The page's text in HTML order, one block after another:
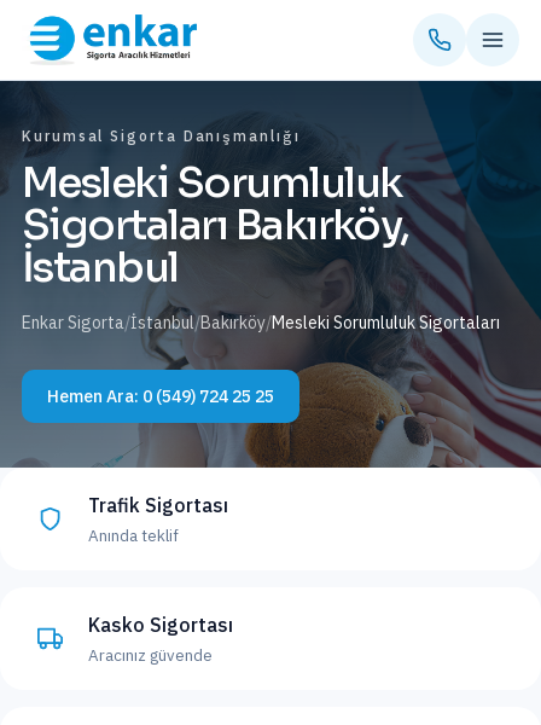
Kurumsal Sigorta Danışmanlığı
Mesleki Sorumluluk
Sigortaları Bakırköy,
İstanbul
Enkar Sigorta/İstanbul/Bakırköy/Mesleki Sorumluluk Sigortaları
Hemen Ara: 0 (549) 724 25 25
Trafik Sigortası
Anında teklif
Kasko Sigortası
Aracınız güvende